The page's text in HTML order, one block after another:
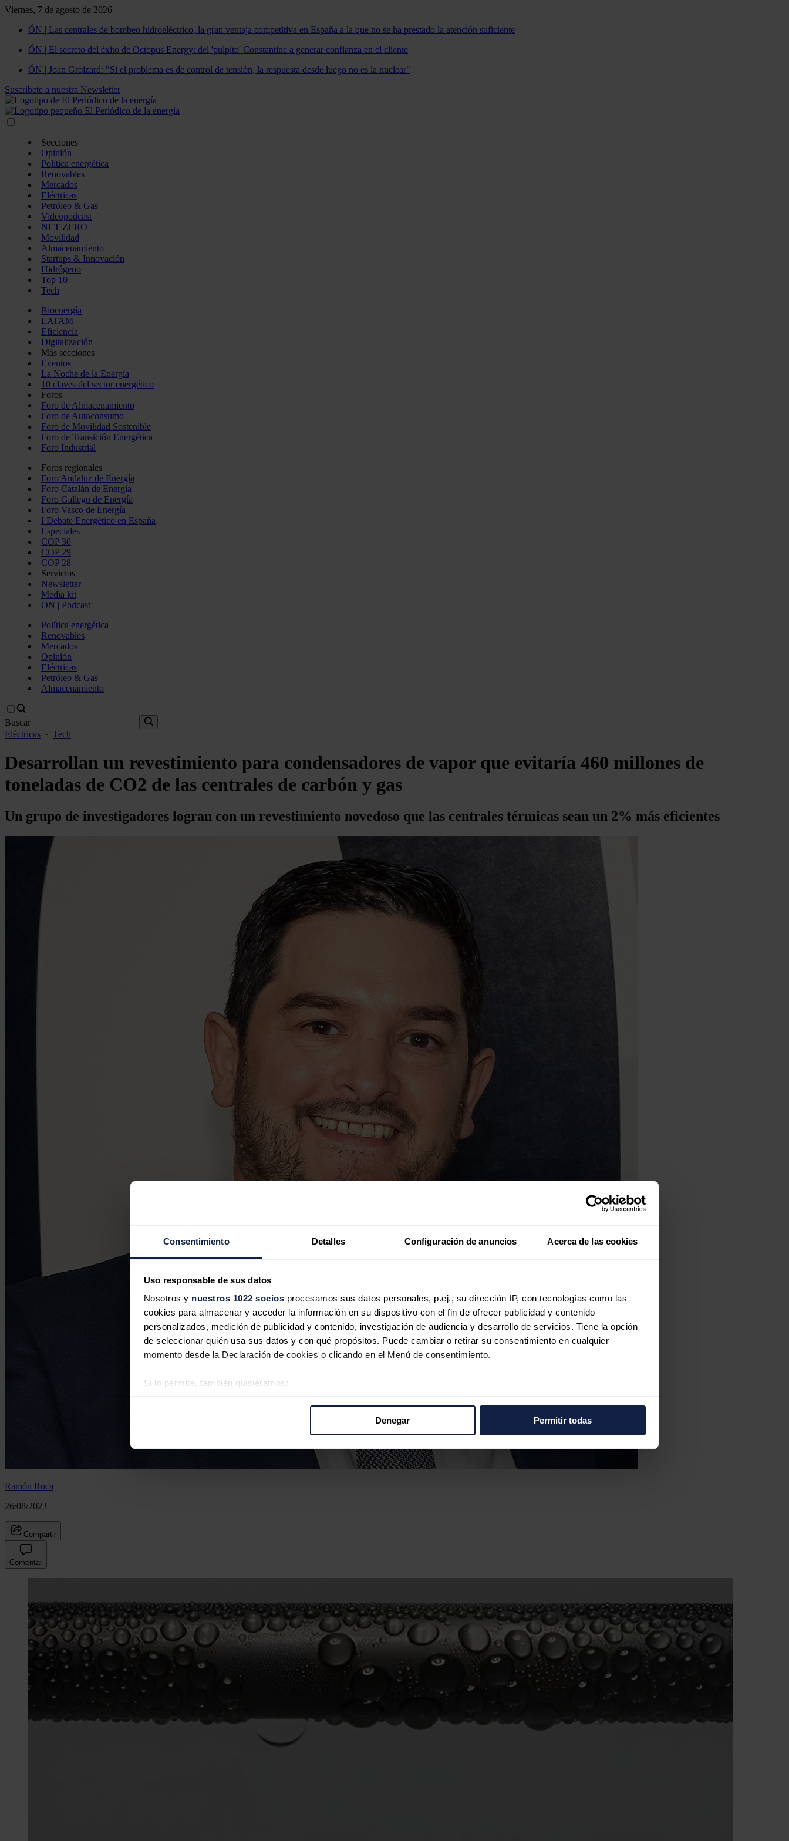
Consentimiento Detalles Configuración de anuncios Acerca de las cookies
Uso responsable de sus datos
Nosotros y nuestros 1022 socios procesamos sus datos personales, p.ej., su dirección IP, con tecnologías como las
cookies para almacenar y acceder la información en su dispositivo con el fin de ofrecer publicidad y contenido
personalizados, medición de publicidad y contenido, investigación de audiencia y desarrollo de servicios. Tiene la opción
de seleccionar quién usa sus datos y con qué propósitos. Puede cambiar o retirar su consentimiento en cualquier
momento desde la Declaración de cookies o clicando en el Menú de consentimiento.
Si lo permite, también quisiéramos:
Las cookies de este sitio web se usan para personalizar el contenido y los anuncios, ofrecer funciones de redes sociales
Denegar Permitir todas
Viernes, 7 de agosto de 2026
ÓN | Las centrales de bombeo hidroeléctrico, la gran ventaja competitiva en España a la que no se ha prestado la atención suficiente
ÓN | El secreto del éxito de Octopus Energy: del 'pulpito' Constantine a generar confianza en el cliente
ÓN | Joan Groizard: "Si el problema es de control de tensión, la respuesta desde luego no es la nuclear"
Suscríbete a nuestra Newsletter
Secciones
Opinión
Política energética
Renovables
Mercados
Eléctricas
Petróleo & Gas
Videopodcast
NET ZERO
Movilidad
Almacenamiento
Startups & Innovación
Hidrógeno
Top 10
Tech
Bioenergía
LATAM
Eficiencia
Digitalización
Más secciones
Eventos
La Noche de la Energía
10 claves del sector energético
Foros
Foro de Almacenamiento
Foro de Autoconsumo
Foro de Movilidad Sostenible
Foro de Transición Energética
Foro Industrial
Foros regionales
Foro Andaluz de Energía
Foro Catalán de Energía
Foro Gallego de Energía
Foro Vasco de Energía
I Debate Energético en España
Especiales
COP 30
COP 29
COP 28
Servicios
Newsletter
Media kit
ON | Podcast
Política energética
Renovables
Mercados
Opinión
Eléctricas
Petróleo & Gas
Almacenamiento
Buscar
Eléctricas · Tech
Desarrollan un revestimiento para condensadores de vapor que evitaría 460 millones de
toneladas de CO2 de las centrales de carbón y gas
Un grupo de investigadores logran con un revestimiento novedoso que las centrales térmicas sean un 2% más eficientes
Ramón Roca
26/08/2023
Compartir
Comentar